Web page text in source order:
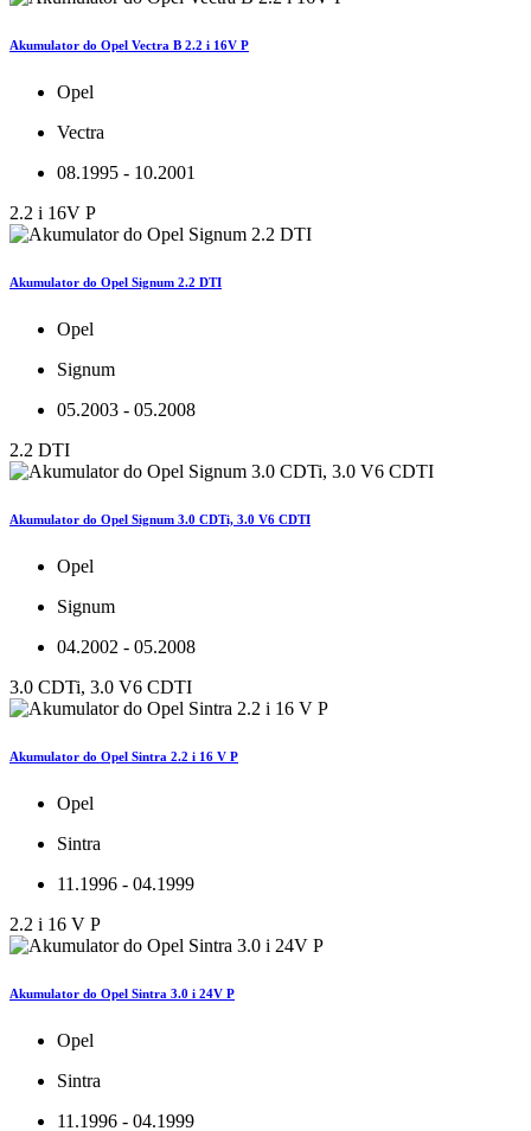
Akumulator do Opel Vectra B 2.2 i 16V P
Opel
Vectra
08.1995 - 10.2001
2.2 i 16V P
Akumulator do Opel Signum 2.2 DTI
Opel
Signum
05.2003 - 05.2008
2.2 DTI
Akumulator do Opel Signum 3.0 CDTi, 3.0 V6 CDTI
Opel
Signum
04.2002 - 05.2008
3.0 CDTi, 3.0 V6 CDTI
Akumulator do Opel Sintra 2.2 i 16 V P
Opel
Sintra
11.1996 - 04.1999
2.2 i 16 V P
Akumulator do Opel Sintra 3.0 i 24V P
Opel
Sintra
11.1996 - 04.1999